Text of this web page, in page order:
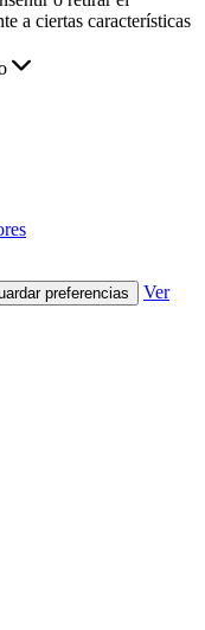
a ciertas características
preferencias
Ver